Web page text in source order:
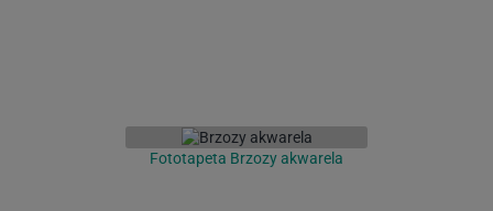
Fototapeta Brzozy akwarela